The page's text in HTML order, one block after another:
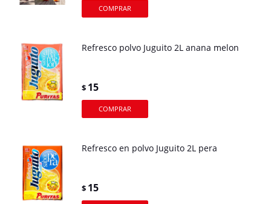
Refresco polvo Juguito 2L anana melon
$ 15
Refresco en polvo Juguito 2L pera
$ 15